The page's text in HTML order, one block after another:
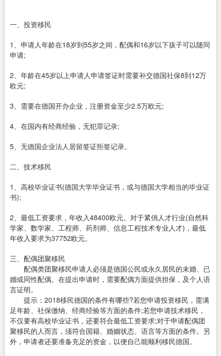
一、投资移民
1、申请人年龄在18岁到55岁之间，配偶和16岁以下孩子可以随同
申请;
2、年龄在45岁以上申请人申请签证时需要补交德国社保8到12万
欧元;
3、需要在德国开办企业，注册资金至少2.5万欧元;
4、在国内有经商经验，无犯罪记录;
5、无德国企业法人居留签证拒签记录。
二、技术移民
1、高校毕业证书(德国大学毕业证书，或与德国大学相当的毕业证
书);
2、最低工资要求，年收入48400欧元。对于紧俏人才行业(自然科
学家、数学家、工程师、药剂师、信息工程技术专业人才)，最低
年收入要求为37752欧元。
三、配偶团聚移民
配偶类团聚移民申请人必须是德国公民或永久居民的未婚、已
婚或同性配偶。在提出申请时，需要配偶方面提供担保，及个人语
言证明。
提示：2018移民德国的条件有哪些?若您申请投资移民，需满
足年龄、社保缴纳、经商经验等方面的条件;若您申请技术移民，
不仅要有高校毕业证书，还要符合最低工资要求;对于申请配偶团
聚移民的人而言，须符合国籍、婚姻状态、语言等方面的条件。另
外，申请者还要准备充足的资金，以便自己能顺利移民德国。